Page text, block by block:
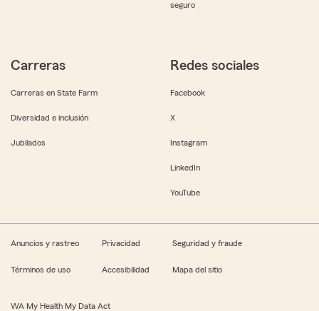
seguro
Carreras
Carreras en State Farm
Diversidad e inclusión
Jubilados
Redes sociales
Facebook
X
Instagram
LinkedIn
YouTube
Anuncios y rastreo Privacidad Seguridad y fraude
Términos de uso Accesibilidad Mapa del sitio
WA My Health My Data Act